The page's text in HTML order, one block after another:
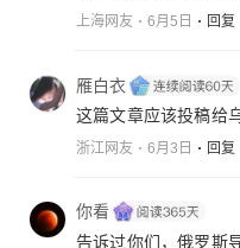
上海网友 6月5日 回复
雁白衣
这篇文章应该投稿给
浙江网友 6月3日 回复
你看
告诉过你们，俄罗斯